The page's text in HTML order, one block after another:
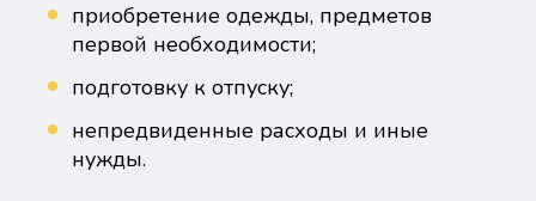
приобретение одежды, предметов
первой необходимости;
подготовку к отпуску;
непредвиденные расходы и иные
нужды.